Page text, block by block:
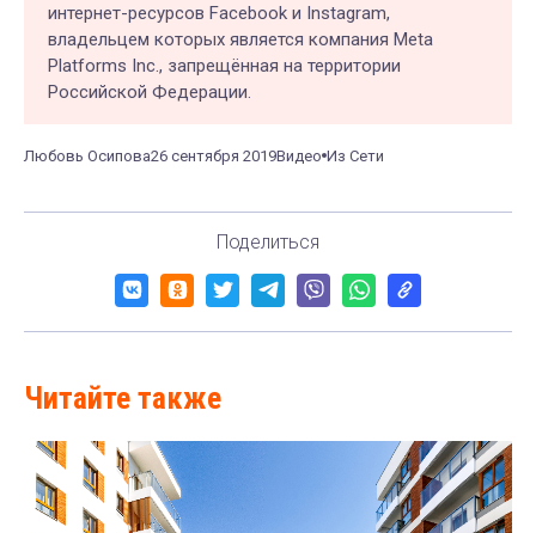
интернет-ресурсов Facebook и Instagram,
владельцем которых является компания Meta
Platforms Inc., запрещённая на территории
Российской Федерации.
Любовь Осипова26 сентября 2019Видео Из Сети
Поделиться
Читайте также